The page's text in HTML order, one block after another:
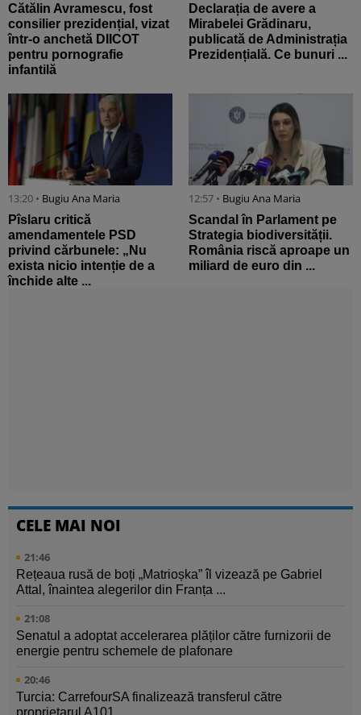
Cătălin Avramescu, fost
consilier prezidențial, vizat
într-o anchetă DIICOT
pentru pornografie
infantilă
Declarația de avere a
Mirabelei Grădinaru,
publicată de Administrația
Prezidențială. Ce bunuri ...
13:20 • Bugiu ⁠Ana Maria
Pîslaru critică
amendamentele PSD
privind cărbunele: „Nu
exista nicio intenție de a
închide alte ...
12:57 • Bugiu ⁠Ana Maria
Scandal în Parlament pe
Strategia biodiversității.
România riscă aproape un
miliard de euro din ...
CELE MAI NOI
21:46
Rețeaua rusă de boți „Matrioșka” îl vizează pe Gabriel
Attal, înaintea alegerilor din Franța ...
21:08
Senatul a adoptat accelerarea plăților către furnizorii de
energie pentru schemele de plafonare
20:46
Turcia: CarrefourSA finalizează transferul către